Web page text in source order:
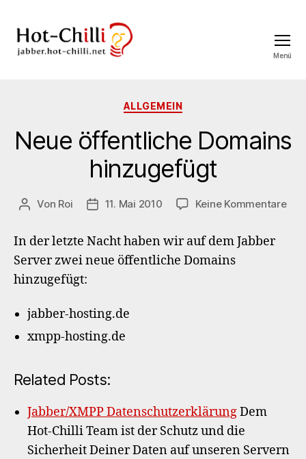
Menü
Kategorien
ALLGEMEIN
Neue öffentliche Domains
hinzugefügt
Beitragsautor
Von Roi Veröffentlichungsdatum
11. Mai 2010 Keine Kommentarezu
In der letzte Nacht haben wir auf dem Jabber
Server zwei neue öffentliche Domains
hinzugefügt:
jabber-hosting.de
xmpp-hosting.de
Related Posts:
Jabber/XMPP DatenschutzerklärungDem
Hot-Chilli Team ist der Schutz und die
Sicherheit Deiner Daten auf unseren Servern